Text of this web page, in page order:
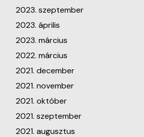
2023. szeptember
2023. április
2023. március
2022. március
2021. december
2021. november
2021. október
2021. szeptember
2021. augusztus